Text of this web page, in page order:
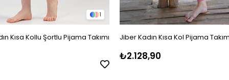
1
Kısa Kollu Şortlu Pijama Takımı Jiber Kadın Kısa Kol Pijama
₺2.128,90